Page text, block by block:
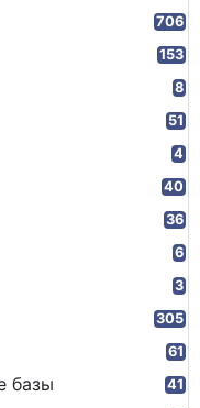
706
153
8
51
4
40
36
6
3
305
61
базы 41